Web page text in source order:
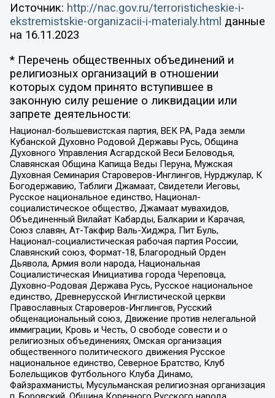
Источник: http://nac.gov.ru/terroristicheskie-i-
ekstremistskie-organizacii-i-materialy.html данные
на 16.11.2023
* Перечень общественных объединений и
религиозных организаций в отношении
которых судом принято вступившее в
законную силу решение о ликвидации или
запрете деятельности:
Национал-большевистская партия, ВЕК РА, Рада земли
Кубанской Духовно Родовой Державы Русь, Община
Духовного Управления Асгардской Веси Беловодья,
Славянская Община Капища Веды Перуна, Мужская
Духовная Семинария Староверов-Инглингов, Нурджулар, К
Богодержавию, Таблиги Джамаат, Свидетели Иеговы,
Русское национальное единство, Национал-
социалистическое общество, Джамаат мувахидов,
Объединенный Вилайат Кабарды, Балкарии и Карачая,
Союз славян, Ат-Такфир Валь-Хиджра, Пит Буль,
Национал-социалистическая рабочая партия России,
Славянский союз, Формат-18, Благородный Орден
Дьявола, Армия воли народа, Национальная
Социалистическая Инициатива города Череповца,
Духовно-Родовая Держава Русь, Русское национальное
единство, Древнерусской Инглистической церкви
Православных Староверов-Инглингов, Русский
общенациональный союз, Движение против нелегальной
иммиграции, Кровь и Честь, О свободе совести и о
религиозных объединениях, Омская организация
общественного политического движения Русское
национальное единство, Северное Братство, Клуб
Болельщиков Футбольного Клуба Динамо,
Файзрахманисты, Мусульманская религиозная организация